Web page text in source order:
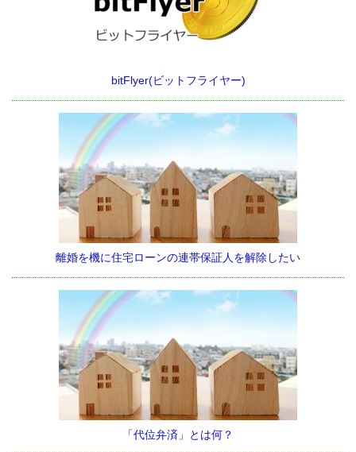
bitFlyer(ビットフライヤー)
離婚を機に住宅ローンの連帯保証人を解除したい
「代位弁済」とは何？